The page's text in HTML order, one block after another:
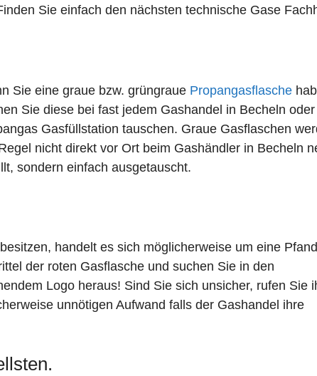
Sie einfach den nächsten technische Gase
Sie eine graue bzw. grüngraue Propangasflasche
Sie diese bei fast jedem Gashandel in Becheln
Gasfüllstation tauschen. Graue Gasflaschen
nicht direkt vor Ort beim Gashändler in Becheln
sondern einfach ausgetauscht.
handelt es sich möglicherweise um eine
der roten Gasflasche und suchen Sie in den
Logo heraus! Sind Sie sich unsicher, rufen Sie
unnötigen Aufwand falls der Gashandel ihre